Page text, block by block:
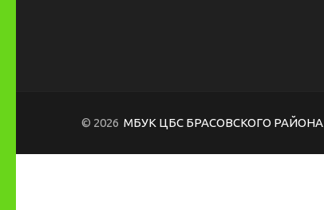
© 2026 МБУК ЦБС БРАСОВСКОГО РАЙОНА